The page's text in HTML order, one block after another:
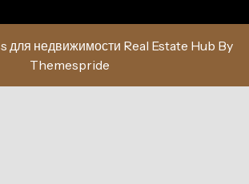
для недвижимости Real Estate Hub By
Themespride